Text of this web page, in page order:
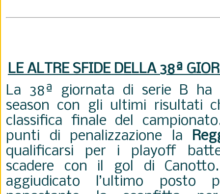
LE ALTRE SFIDE DELLA 38ª
La 38ª giornata di serie B ha
season con gli ultimi risultati
classifica finale del
punti di penalizzazione la
qualificarsi per i playoff
scadere con il gol di
aggiudicato l’ultimo posto